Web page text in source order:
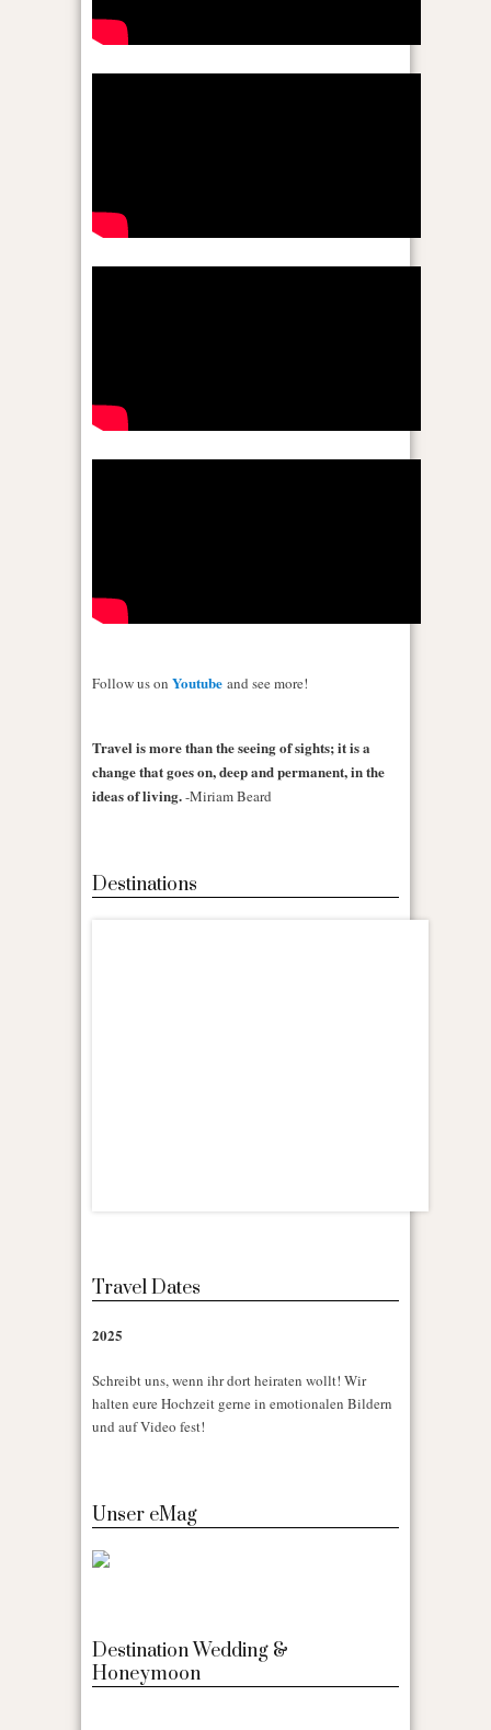
Follow us on Youtube and see more!
Travel is more than the seeing of sights; it is a
change that goes on, deep and permanent, in the
ideas of living.-Miriam Beard
Destinations
Travel Dates
2025
Schreibt uns, wenn ihr dort heiraten wollt! Wir
halten eure Hochzeit gerne in emotionalen Bildern
und auf Video fest!
Unser eMag
Destination Wedding &
Honeymoon